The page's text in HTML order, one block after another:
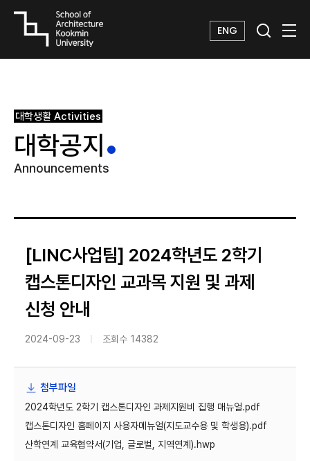
ENG
대학생활 Activities
대학공지
Announcements
[LINC사업팀] 2024학년도 2학기
캡스톤디자인 교과목 지원 및 과제
신청 안내
2024-09-23 조회수 14382
첨부파일
2024학년도 2학기 캡스톤디자인 과제지원비 집행 매뉴얼.pdf
캡스톤디자인 홈페이지 사용자메뉴얼(지도교수용 및 학생용).pdf
산학연계 교육협약서(기업, 글로벌, 지역연계).hwp